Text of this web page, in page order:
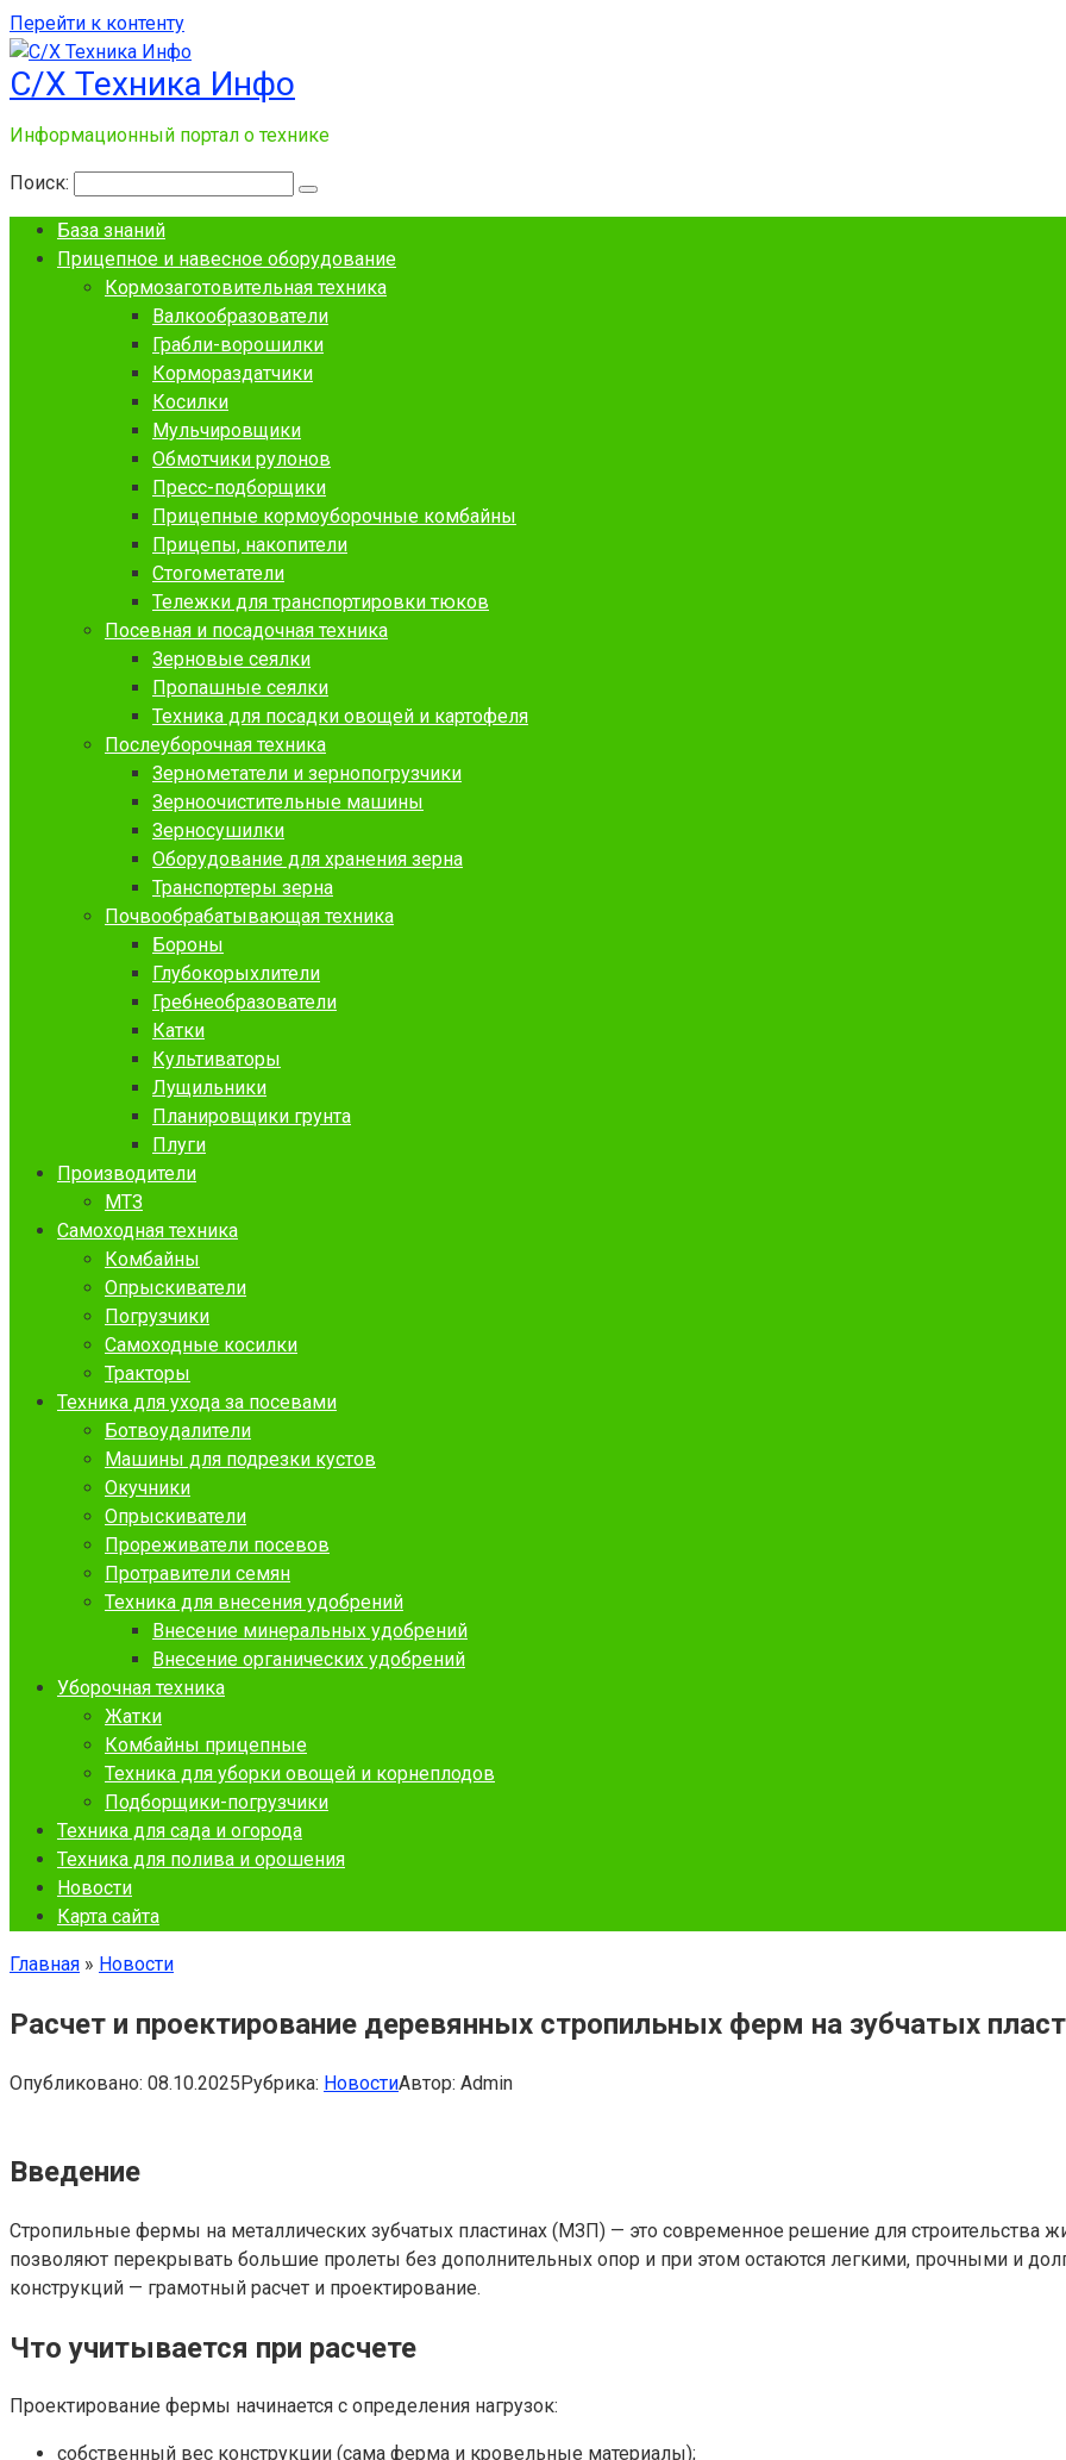
Перейти к контенту
С/Х Техника Инфо
Информационный портал о технике
Поиск:
База знаний
Прицепное и навесное оборудование
Кормозаготовительная техника
Валкообразователи
Грабли-ворошилки
Кормораздатчики
Косилки
Мульчировщики
Обмотчики рулонов
Пресс-подборщики
Прицепные кормоуборочные комбайны
Прицепы, накопители
Стогометатели
Тележки для транспортировки тюков
Посевная и посадочная техника
Зерновые сеялки
Пропашные сеялки
Техника для посадки овощей и картофеля
Послеуборочная техника
Зернометатели и зернопогрузчики
Зерноочистительные машины
Зерносушилки
Оборудование для хранения зерна
Транспортеры зерна
Почвообрабатывающая техника
Бороны
Глубокорыхлители
Гребнеобразователи
Катки
Культиваторы
Лущильники
Планировщики грунта
Плуги
Производители
МТЗ
Самоходная техника
Комбайны
Опрыскиватели
Погрузчики
Самоходные косилки
Тракторы
Техника для ухода за посевами
Ботвоудалители
Машины для подрезки кустов
Окучники
Опрыскиватели
Прореживатели посевов
Протравители семян
Техника для внесения удобрений
Внесение минеральных удобрений
Внесение органических удобрений
Уборочная техника
Жатки
Комбайны прицепные
Техника для уборки овощей и корнеплодов
Подборщики-погрузчики
Техника для сада и огорода
Техника для полива и орошения
Новости
Карта сайта
Главная » Новости
Расчет и проектирование деревянных стропильных ферм на зубчатых
Опубликовано: 08.10.2025Рубрика: НовостиАвтор: Admin
Введение
Стропильные фермы на металлических зубчатых пластинах (МЗП) — это современное решение для
позволяют перекрывать большие пролеты без дополнительных опор и при этом остаются легкими, прочными и
конструкций — грамотный расчет и проектирование.
Что учитывается при расчете
Проектирование фермы начинается с определения нагрузок:
собственный вес конструкции (сама ферма и кровельные материалы);